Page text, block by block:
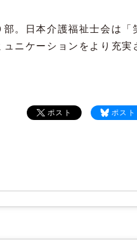
。日本介護福祉士会は「
ニケーションをより充実
ポスト
ポスト